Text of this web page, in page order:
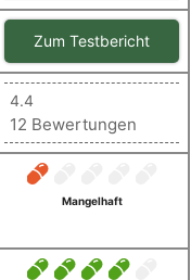
Zum Testbericht
4.4
12 Bewertungen
Mangelhaft